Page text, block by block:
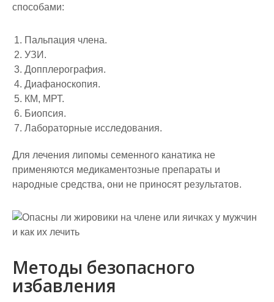
способами:
Пальпация члена.
УЗИ.
Допплерография.
Диафаноскопия.
КМ, МРТ.
Биопсия.
Лабораторные исследования.
Для лечения липомы семенного канатика не
применяются медикаментозные препараты и
народные средства, они не приносят результатов.
Методы безопасного
избавления